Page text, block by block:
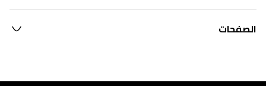
الصفحات